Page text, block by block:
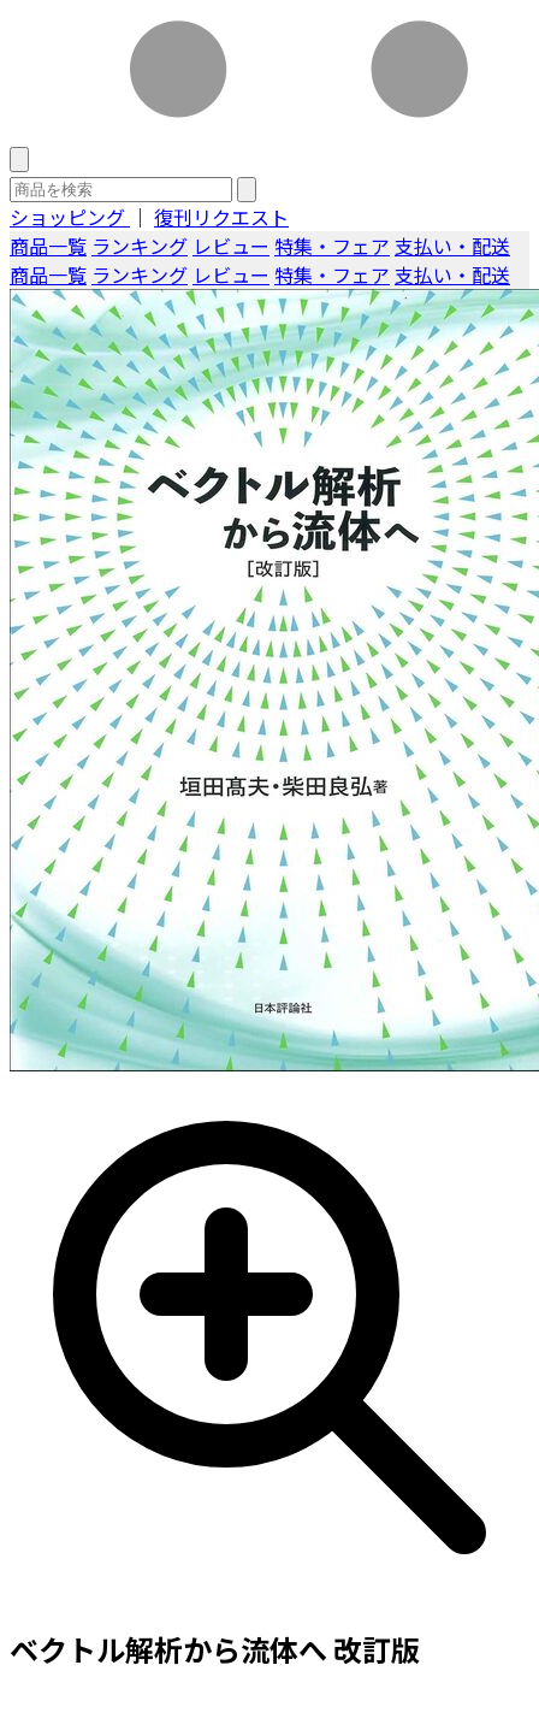
ショッピング ｜ 復刊リクエスト
商品一覧 ランキング レビュー 特集・フェア 支払い・配送
商品一覧 ランキング レビュー 特集・フェア 支払い・配送
ベクトル解析から流体へ 改訂版